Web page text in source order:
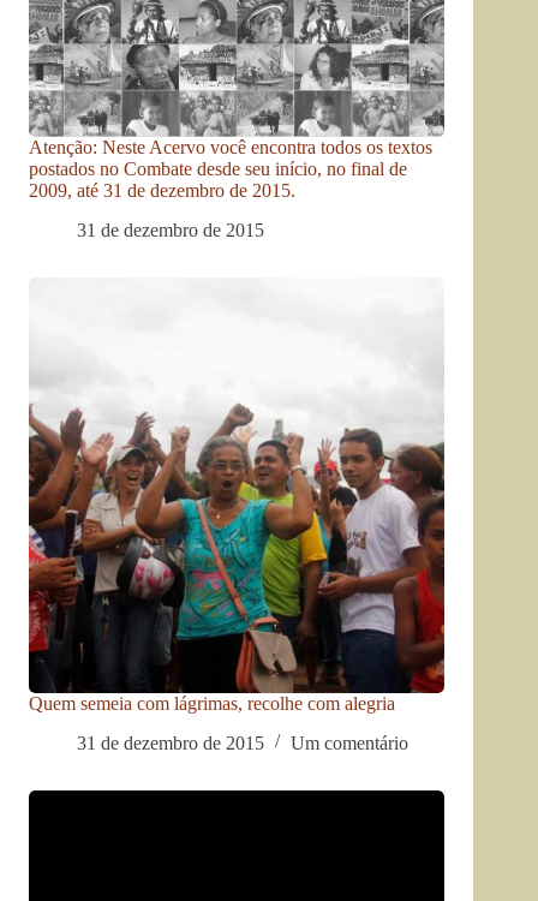
Atenção: Neste Acervo você encontra todos os textos
postados no Combate desde seu início, no final de
2009, até 31 de dezembro de 2015.
31 de dezembro de 2015
Quem semeia com lágrimas, recolhe com alegria
31 de dezembro de 2015
Um comentário